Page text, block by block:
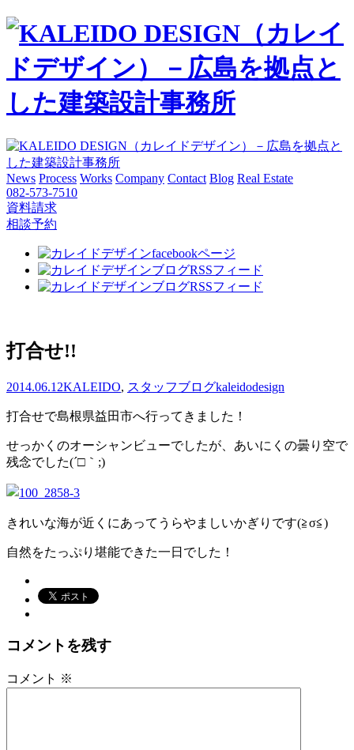
News Process Works Company Contact Blog Real Estate
082-573-7510
資料請求
相談予約
打合せ!!
2014.06.12KALEIDO, スタッフブログkaleidodesign
打合せで島根県益田市へ行ってきました！
せっかくのオーシャンビューでしたが、あいにくの曇り空で
残念でした(´□｀;)
きれいな海が近くにあってうらやましいかぎりです(≧σ≦)
自然をたっぷり堪能できた一日でした！
コメントを残す
コメント ※